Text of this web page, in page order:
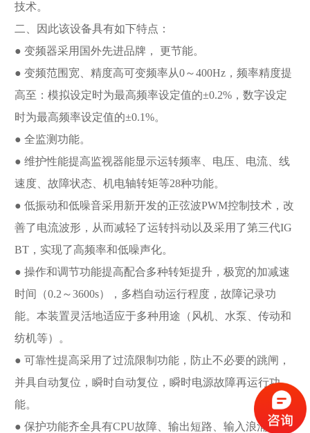
技术。
二、因此该设备具有如下特点：
● 变频器采用国外先进品牌， 更节能。
● 变频范围宽、精度高可变频率从0～400Hz，频率精度提
高至：模拟设定时为最高频率设定值的±0.2%，数字设定
时为最高频率设定值的±0.1%。
● 全监测功能。
● 维护性能提高监视器能显示运转频率、电压、电流、线
速度、故障状态、机电轴转矩等28种功能。
● 低振动和低噪音采用新开发的正弦波PWM控制技术，改
善了电流波形，从而减轻了运转抖动以及采用了第三代IG
BT，实现了高频率和低噪声化。
● 操作和调节功能提高配合多种转矩提升，极宽的加减速
时间（0.2～3600s），多档自动运行程度，故障记录功
能。本装置灵活地适应于多种用途（风机、水泵、传动和
纺机等）。
● 可靠性提高采用了过流限制功能，防止不必要的跳闸，
并具自动复位，瞬时自动复位，瞬时电源故障再运行功
能。
● 保护功能齐全具有CPU故障、输出短路、输入浪涌、失